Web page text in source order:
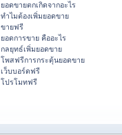
ยอดขายตกเกิดจากอะไร
ทำไมต้องเพิ่มยอดขาย
ขายฟรี
ยอดการขาย คืออะไร
กลยุทธ์เพิ่มยอดขาย
โพสฟรีการกระตุ้นยอดขาย
เว็บบอร์ดฟรี
โปรโมทฟรี